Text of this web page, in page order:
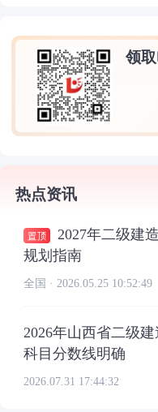
领
热点资讯
2027年二级建
规划指南
全国 · 2026.05.25 10:52:49
2026年山西省二级
科目分数线明确
2026.07.31 17:44:32